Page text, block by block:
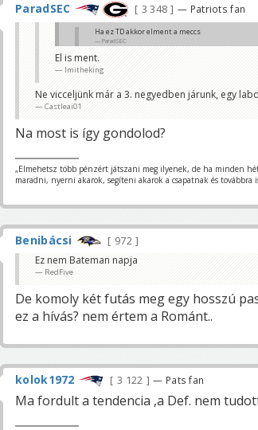
ParadSEC 3 348 — Patriots fan
Ha ez TD akkor elment a meccs
ParadSEC
TD
KeyG
El is ment.
Imitheking
Ne vicceljünk már a 3. negyedben járunk, egy
Castleai01
Na most is így gondolod?
„Elmehetsz több pénzért játszani meg ilyenek, de ha minden
maradni, nyerni akarok, segíteni akarok a csapatnak és
Benibácsi
972
Ez nem Bateman napja
RedFive
De komoly két futás meg egy hosszú
ez a hívás? nem értem a Románt..
kolok1972 3 122 — Pats fan
Ma fordult a tendencia ,a Def. nem